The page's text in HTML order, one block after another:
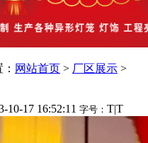
网站首页 > 厂区展示 >
10-17 16:52:11 字号： T|T